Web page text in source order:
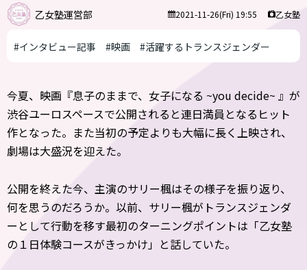
乙女塾運営部 2021-11-26(Fri) 19:55 乙女塾
#インタビュー記事 #映画 #活躍するトランスジェンダー
今夏、映画『息子のままで、女子になる ~you decide~ 』が
渋谷ユーロスペースで公開されると連日満員となるヒット
作となった。また当初の予定よりも大幅に長く上映され、
劇場は大盛況を迎えた。
公開を終えた今、主演のサリー楓はその様子を振り返り、
何を思うのだろうか。以前、サリー楓がトランスジェンダ
ーとして行動を移す最初のターニングポイントは「乙女塾
の１日体験コースがきっかけ」と話していた。